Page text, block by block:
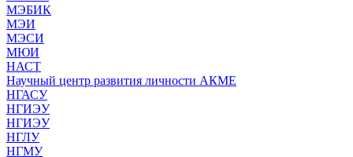
МЭБИК
МЭИ
МЭСИ
МЮИ
НАСТ
Научный центр развития личности АКМЕ
НГАСУ
НГИЭУ
НГИЭУ
НГЛУ
НГМУ